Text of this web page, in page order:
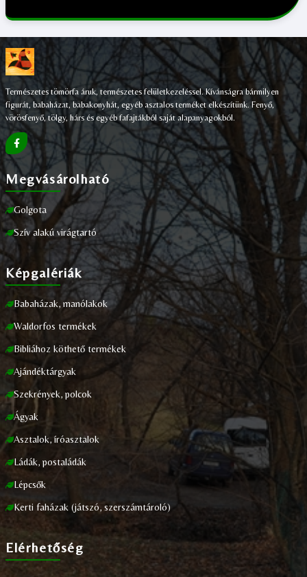
Természetes tömörfa áruk, természetes felületkezeléssel. Kívánságra bármilyen
figurát, babaházat, babakonyhát, egyéb asztalos terméket elkészítünk. Fenyő,
vörösfenyő, tölgy, hárs és egyéb fafajtákból saját alapanyagokból.
Megvásárolható
Golgota
Szív alakú virágtartó
Képgalériák
Babaházak, manólakok
Waldorfos termékek
Bibliához köthető termékek
Ajándéktárgyak
Szekrények, polcok
Ágyak
Asztalok, íróasztalok
Ládák, postaládák
Lépcsők
Kerti faházak (játszó, szerszámtároló)
Elérhetőség